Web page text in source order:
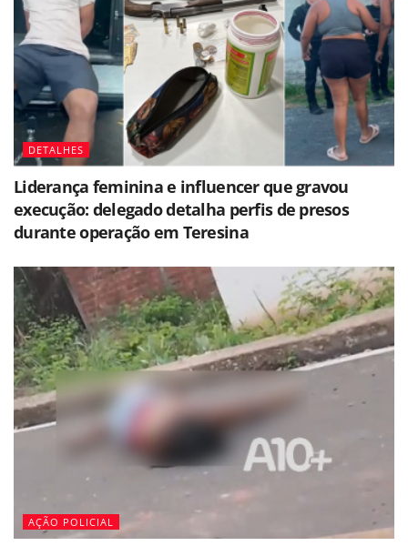
DETALHES
Liderança feminina e influencer que gravou
execução: delegado detalha perfis de presos
durante operação em Teresina
AÇÃO POLICIAL